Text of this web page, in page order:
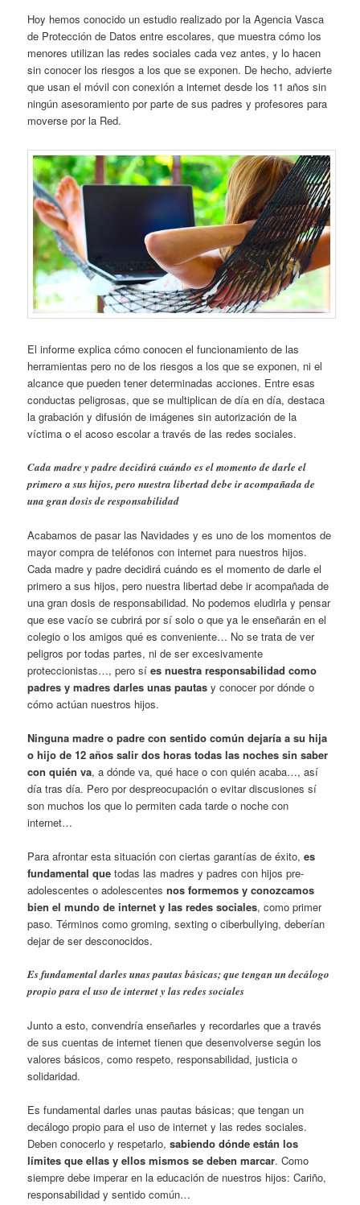
Hoy hemos conocido un estudio realizado por la Agencia Vasca
de Protección de Datos entre escolares, que muestra cómo los
menores utilizan las redes sociales cada vez antes, y lo hacen
sin conocer los riesgos a los que se exponen. De hecho, advierte
que usan el móvil con conexión a internet desde los 11 años sin
ningún asesoramiento por parte de sus padres y profesores para
moverse por la Red.
El informe explica cómo conocen el funcionamiento de las
herramientas pero no de los riesgos a los que se exponen, ni el
alcance que pueden tener determinadas acciones. Entre esas
conductas peligrosas, que se multiplican de día en día, destaca
la grabación y difusión de imágenes sin autorización de la
víctima o el acoso escolar a través de las redes sociales.
Cada madre y padre decidirá cuándo es el momento de darle el
primero a sus hijos, pero nuestra libertad debe ir acompañada de
una gran dosis de responsabilidad
Acabamos de pasar las Navidades y es uno de los momentos de
mayor compra de teléfonos con internet para nuestros hijos.
Cada madre y padre decidirá cuándo es el momento de darle el
primero a sus hijos, pero nuestra libertad debe ir acompañada de
una gran dosis de responsabilidad. No podemos eludirla y pensar
que ese vacío se cubrirá por sí solo o que ya le enseñarán en el
colegio o los amigos qué es conveniente… No se trata de ver
peligros por todas partes, ni de ser excesivamente
proteccionistas…, pero síes nuestra responsabilidad como
padres y madres darles unas pautas y conocer por dónde o
cómo actúan nuestros hijos.
Ninguna madre o padre con sentido común dejaría a su hija
o hijo de 12 años salir dos horas todas las noches sin saber
con quién va, a dónde va, qué hace o con quién acaba…, así
día tras día. Pero por despreocupación o evitar discusiones sí
son muchos los que lo permiten cada tarde o noche con
internet…
Para afrontar esta situación con ciertas garantías de éxito,es
fundamental que todas las madres y padres con hijos pre-
adolescentes o adolescentesnos formemos y conozcamos
bien el mundo de internet y las redes sociales, como primer
paso. Términos como groming, sexting o ciberbullying, deberían
dejar de ser desconocidos.
Es fundamental darles unas pautas básicas; que tengan un decálogo
propio para el uso de internet y las redes sociales
Junto a esto, convendría enseñarles y recordarles que a través
de sus cuentas de internet tienen que desenvolverse según los
valores básicos, como respeto, responsabilidad, justicia o
solidaridad.
Es fundamental darles unas pautas básicas; que tengan un
decálogo propio para el uso de internet y las redes sociales.
Deben conocerlo y respetarlo,sabiendo dónde están los
límites que ellas y ellos mismos se deben marcar. Como
siempre debe imperar en la educación de nuestros hijos: Cariño,
responsabilidad y sentido común…